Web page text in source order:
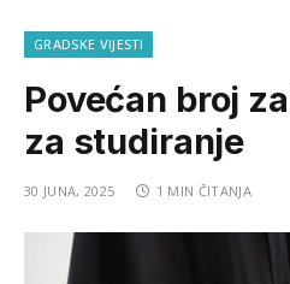
GRADSKE VIJESTI
Povećan broj
za studiranje
30 JUNA, 2025 1 MIN ČITANJA